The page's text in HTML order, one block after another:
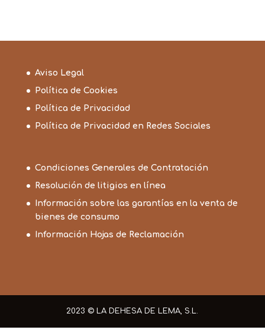
Aviso Legal
Política de Cookies
Política de Privacidad
Política de Privacidad en Redes Sociales
Condiciones Generales de Contratación
Resolución de litigios en línea
Información sobre las garantías en la venta de
bienes de consumo
Información Hojas de Reclamación
2023 © LA DEHESA DE LEMA, S.L.